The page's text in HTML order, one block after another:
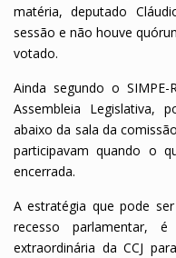
matéria, deputado
sessão e não houve
votado.
Ainda segundo o
Assembleia Legislativa,
abaixo da sala da
participavam quando o
encerrada.
A estratégia que pode
recesso parlamentar,
extraordinária da CCJ